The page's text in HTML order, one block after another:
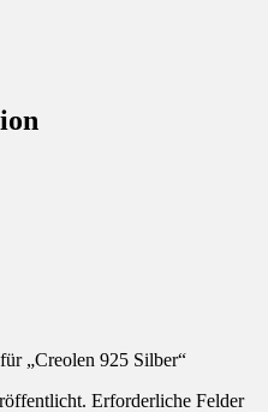
„Creolen 925 Silber“
Erforderliche Felder